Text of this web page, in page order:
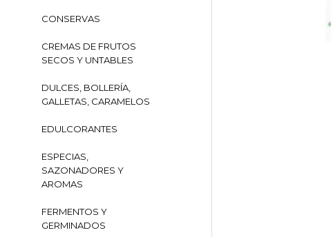
CONSERVAS
CREMAS DE FRUTOS
SECOS Y UNTABLES
DULCES, BOLLERÍA,
GALLETAS, CARAMELOS
EDULCORANTES
ESPECIAS,
SAZONADORES Y
AROMAS
FERMENTOS Y
GERMINADOS